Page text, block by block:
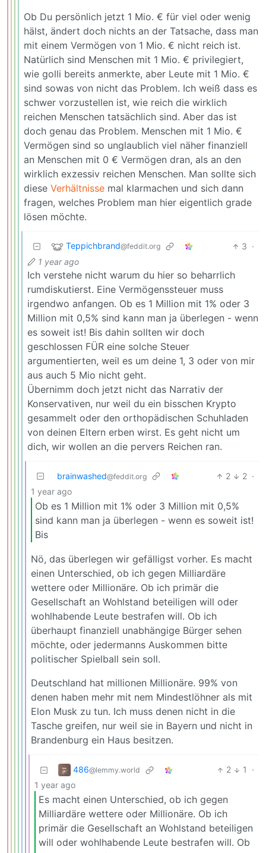
Ob Du persönlich jetzt 1 Mio. € für viel oder wenig
hälst, ändert doch nichts an der Tatsache, dass man
mit einem Vermögen von 1 Mio. € nicht reich ist.
Natürlich sind Menschen mit 1 Mio. € privilegiert,
wie golli bereits anmerkte, aber Leute mit 1 Mio. €
sind sowas von nicht das Problem. Ich weiß dass es
schwer vorzustellen ist, wie reich die wirklich
reichen Menschen tatsächlich sind. Aber das ist
doch genau das Problem. Menschen mit 1 Mio. €
Vermögen sind so unglaublich viel näher finanziell
an Menschen mit 0 € Vermögen dran, als an den
wirklich exzessiv reichen Menschen. Man sollte sich
diese Verhältnisse mal klarmachen und sich dann
fragen, welches Problem man hier eigentlich grade
lösen möchte.
Teppichbrand@feddit.org 3 ·
1 year ago
Ich verstehe nicht warum du hier so beharrlich
rumdiskutierst. Eine Vermögenssteuer muss
irgendwo anfangen. Ob es 1 Million mit 1% oder 3
Million mit 0,5% sind kann man ja überlegen - wenn
es soweit ist! Bis dahin sollten wir doch
geschlossen FÜR eine solche Steuer
argumentierten, weil es um deine 1, 3 oder von mir
aus auch 5 Mio nicht geht.
Übernimm doch jetzt nicht das Narrativ der
Konservativen, nur weil du ein bisschen Krypto
gesammelt oder den orthopädischen Schuhladen
von deinen Eltern erben wirst. Es geht nicht um
dich, wir wollen an die pervers Reichen ran.
brainwashed@feddit.org 2 2 ·
1 year ago
Ob es 1 Million mit 1% oder 3 Million mit 0,5%
sind kann man ja überlegen - wenn es soweit ist!
Bis
Nö, das überlegen wir gefälligst vorher. Es macht
einen Unterschied, ob ich gegen Milliardäre
wettere oder Millionäre. Ob ich primär die
Gesellschaft an Wohlstand beteiligen will oder
wohlhabende Leute bestrafen will. Ob ich
überhaupt finanziell unabhängige Bürger sehen
möchte, oder jedermanns Auskommen bitte
politischer Spielball sein soll.
Deutschland hat millionen Millionäre. 99% von
denen haben mehr mit nem Mindestlöhner als mit
Elon Musk zu tun. Ich muss denen nicht in die
Tasche greifen, nur weil sie in Bayern und nicht in
Brandenburg ein Haus besitzen.
486@lemmy.world 2 1
·
1 year ago
Es macht einen Unterschied, ob ich gegen
Milliardäre wettere oder Millionäre. Ob ich
primär die Gesellschaft an Wohlstand beteiligen
will oder wohlhabende Leute bestrafen will. Ob